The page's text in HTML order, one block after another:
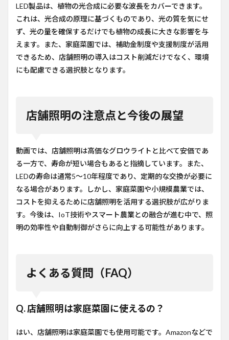
LED製品は、植物の光合成に必要な波長をカバーできます。
これは、光合成の原理に基づくものであり、光の質を気にせ
ず、光の量を確保するだけでも植物の成長に大きな影響を与
えます。また、家庭菜園では、補助金制度や支援制度が活用
できるため、店舗照明の導入はコスト削減だけでなく、環境
にも配慮できる選択肢となります。
店舗照明の注意点と今後の展望
動画では、店舗照明は高価なグロウライトと比べて安価であ
る一方で、寿命が短い場合もあると指摘しています。また、
LEDの寿命は通常5〜10年程度であり、定期的な交換が必要に
なる場合があります。しかし、家庭菜園や小規模農業では、
コストを抑えるために店舗照明を活用する選択肢が広がりま
す。今後は、IoT技術やスマート農業との融合が進む中で、照
明の効率性や自動制御がさらに向上する可能性があります。
よくある質問（FAQ）
Q. 店舗照明は家庭菜園に使えるの？
はい、店舗照明は家庭菜園でも使用可能です。Amazonなどで